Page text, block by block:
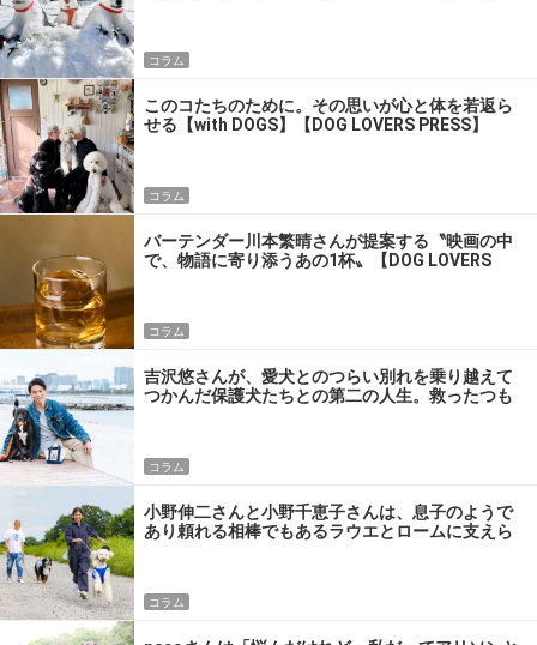
コラム
このコたちのために。その思いが心と体を若返ら
せる【with DOGS】【DOG LOVERS PRESS】
コラム
バーテンダー川本繁晴さんが提案する〝映画の中
で、物語に寄り添うあの1杯〟【DOG LOVERS
コラム
吉沢悠さんが、愛犬とのつらい別れを乗り越えて
つかんだ保護犬たちとの第二の人生。救ったつも
コラム
小野伸二さんと小野千恵子さんは、息子のようで
あり頼れる相棒でもあるラウエとロームに支えら
コラム